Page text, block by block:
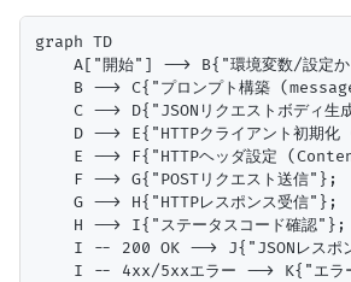
graph TD
A["開始"] --> B{"環境変数/設定
B --> C{"プロンプト構築
C --> D{"JSONリクエストボディ生
D --> E{"HTTPクライアント初期
E --> F{"HTTPヘッダ設定
    F --> G{"POSTリクエスト送信"};
    G --> H{"HTTPレスポンス受信"};
    H --> I{"ステータスコード確認"};
I -- 200 OK --> J{"JSONレスポ
I -- 4xx/5xxエラー --> K{"エラ